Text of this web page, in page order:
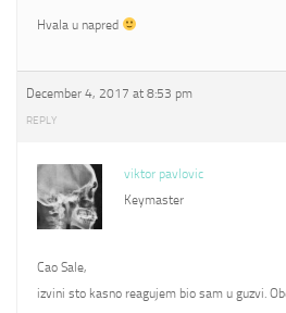
Hvala u napred
December 4, 2017 at 8:53 pm
REPLY
viktor pavlovic
Keymaster
Cao Sale,
izvini sto kasno reagujem bio sam u guzvi.